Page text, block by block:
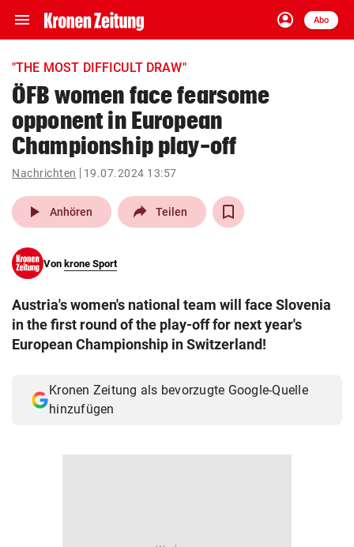
menu Navigation
ein-/ausklappen
account_circle
Anmelden
Abo
close Schließen
account_circle Anmelden
pin_drop
Wien
bookmark Merkliste
search
Suchbegriff
Muthgasse 2, 1190 Wien
"THE MOST DIFFICULT DRAW"
ÖFB women face fearsome
opponent in European
Championship play-off
Nachrichten 19.07.2024 13:57
play_arrow Anhören Teilen
Von krone Sport
Austria's women's national team will face Slovenia
in the first round of the play-off for next year's
European Championship in Switzerland!
Kronen Zeitung als bevorzugte Google-Quelle
hinzufügen